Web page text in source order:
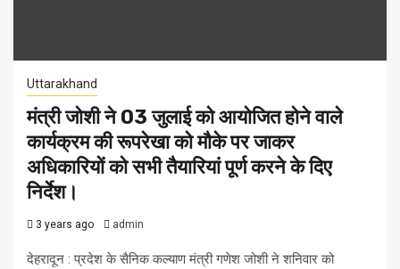
Uttarakhand
मंत्री जोशी ने 03 जुलाई को आयोजित होने वाले
कार्यक्रम की रूपरेखा को मौके पर जाकर
अधिकारियों को सभी तैयारियां पूर्ण करने के दिए
निर्देश।
3 years ago admin
देहरादून : प्रदेश के सैनिक कल्याण मंत्री गणेश जोशी ने शनिवार को